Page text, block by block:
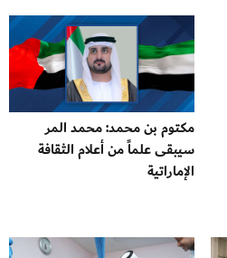
مكتوم بن محمد: محمد المر
سيبقى علماً من أعلام الثقافة
الإماراتية